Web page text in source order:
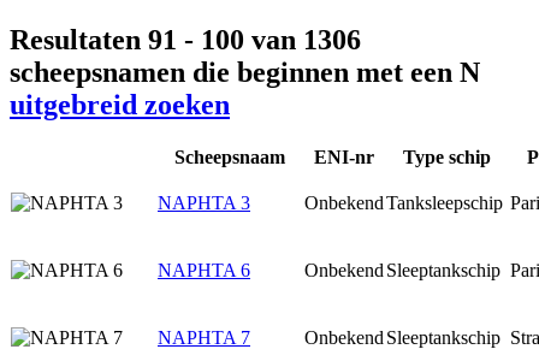
Resultaten 91 - 100 van 1306
scheepsnamen die beginnen met een N
uitgebreid zoeken
Scheepsnaam ENI-nr Type schip
NAPHTA 3 OnbekendTanksleepschip
NAPHTA 6 Onbekend Sleeptankschip
NAPHTA 7 Onbekend Sleeptankschip